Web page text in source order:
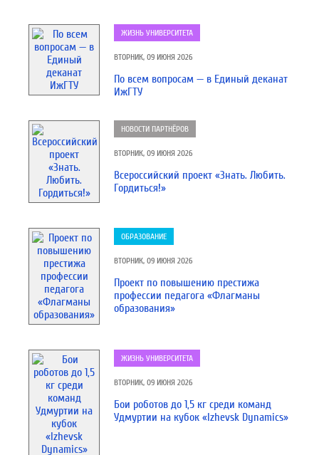
ЖИЗНЬ УНИВЕРСИТЕТА
ВТОРНИК, 09 ИЮНЯ 2026
По всем вопросам — в Единый деканат
ИжГТУ
НОВОСТИ ПАРТНЁРОВ
ВТОРНИК, 09 ИЮНЯ 2026
Всероссийский проект «Знать. Любить.
Гордиться!»
ОБРАЗОВАНИЕ
ВТОРНИК, 09 ИЮНЯ 2026
Проект по повышению престижа
профессии педагога «Флагманы
образования»
ЖИЗНЬ УНИВЕРСИТЕТА
ВТОРНИК, 09 ИЮНЯ 2026
Бои роботов до 1,5 кг среди команд
Удмуртии на кубок «Izhevsk Dynamics»